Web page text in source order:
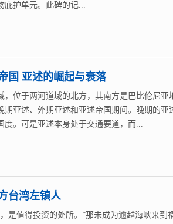
庇护单元。此碑的记...
国 亚述的崛起与衰落
，位于两河道域的北方，其南方是巴比伦尼亚
期亚述、外期亚述和亚述帝国期间。晚期的亚
度。可是亚述本身处于交通要道，而...
台湾左镇人
是值得投资的处所。”那未成为逾越海峡来到